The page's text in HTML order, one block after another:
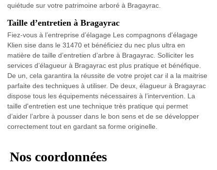
quiétude sur votre patrimoine arboré à Bragayrac.
Taille d’entretien à Bragayrac
Fiez-vous à l’entreprise d’élagage Les compagnons d'élagage
Klien sise dans le 31470 et bénéficiez du nec plus ultra en
matière de taille d’entretien d’arbre à Bragayrac. Solliciter les
services d’élagueur à Bragayrac est plus pratique et bénéfique.
De un, cela garantira la réussite de votre projet car il a la maitrise
parfaite des techniques à utiliser. De deux, élagueur à Bragayrac
dispose tous les équipements nécessaires à l’intervention. La
taille d'entretien est une technique très pratique qui permet
d’aider l’arbre à pousser dans le bon sens et de se développer
correctement tout en gardant sa forme originelle.
Nos coordonnées